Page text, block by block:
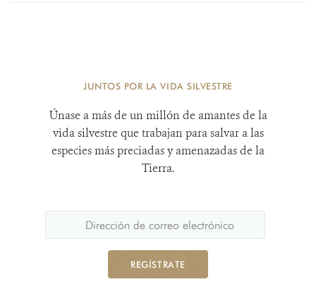
JUNTOS POR LA VIDA SILVESTRE
Únase a más de un millón de amantes de la
vida silvestre que trabajan para salvar a las
especies más preciadas y amenazadas de la
Tierra.
REGÍSTRATE